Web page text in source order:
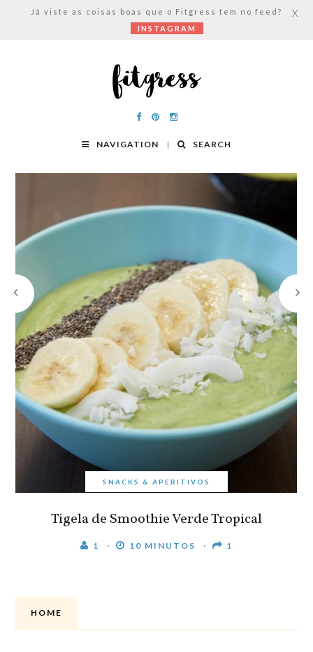
NAVIGATION SEARCH
SNACKS & APERITIVOS
Tigela de Smoothie Verde Tropical
1 10 MINUTOS 1
HOME
Já viste as coisas boas que o Fitgress tem no feed?
INSTAGRAM
X